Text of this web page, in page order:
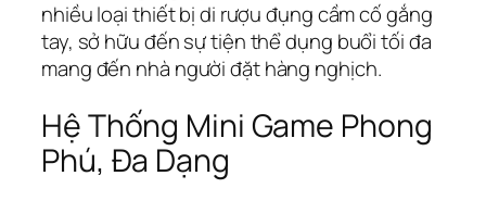
nhiều loại thiết bị di rượu đụng cầm cố gắng
tay, sở hữu đến sự tiện thể dụng buổi tối đa
mang đến nhà người đặt hàng nghịch.
Hệ Thống Mini Game Phong
Phú, Đa Dạng